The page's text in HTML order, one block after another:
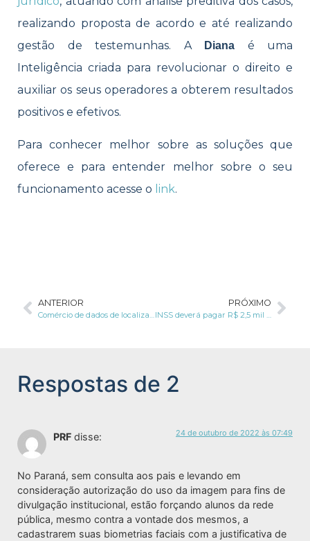
realizando proposta de acordo e até realizando
gestão de testemunhas. A
Diana é uma
Inteligência criada para revolucionar o direito e
auxiliar os seus operadores a obterem resultados
positivos e efetivos.
Para conhecer melhor sobre as soluções que
oferece e para entender melhor sobre o seu
funcionamento acesse o link.
ANTERIOR
Comércio de dados de localização pode ser banido nos Estados Unidos
PRÓXIMO
INSS deverá pagar R$ 2,5 mil por infração a LGPD
Respostas de 2
PRF disse: 24 de outubro de 2022 às 07:49
No Paraná, sem consulta aos pais e levando em
consideração autorização do uso da imagem para fins de
divulgação institucional, estão forçando alunos da rede
pública, mesmo contra a vontade dos mesmos, a
cadastrarem suas biometrias faciais com a justificativa de